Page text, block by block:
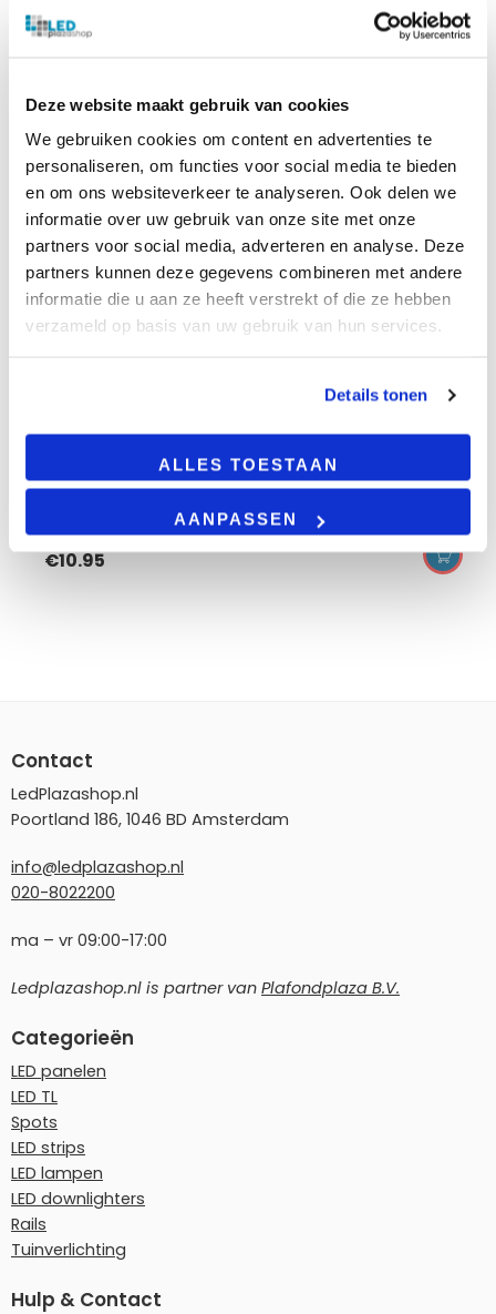
Deze website maakt gebruik van cookies
We gebruiken cookies om content en advertenties te
personaliseren, om functies voor social media te bieden
en om ons websiteverkeer te analyseren. Ook delen we
informatie over uw gebruik van onze site met onze
partners voor social media, adverteren en analyse. Deze
partners kunnen deze gegevens combineren met andere
informatie die u aan ze heeft verstrekt of die ze hebben
verzameld op basis van uw gebruik van hun services.
Details tonen
ALLES TOESTAAN
AANPASSEN
led t5 buis | 145cm | 20w
3 jaar garantie
€10.95
Contact
LedPlazashop.nl
Poortland 186, 1046 BD Amsterdam
info@ledplazashop.nl
020-8022200
ma – vr 09:00-17:00
Ledplazashop.nl is partner van Plafondplaza B.V.
Categorieën
LED panelen
LED TL
Spots
LED strips
LED lampen
LED downlighters
Rails
Tuinverlichting
Hulp & Contact